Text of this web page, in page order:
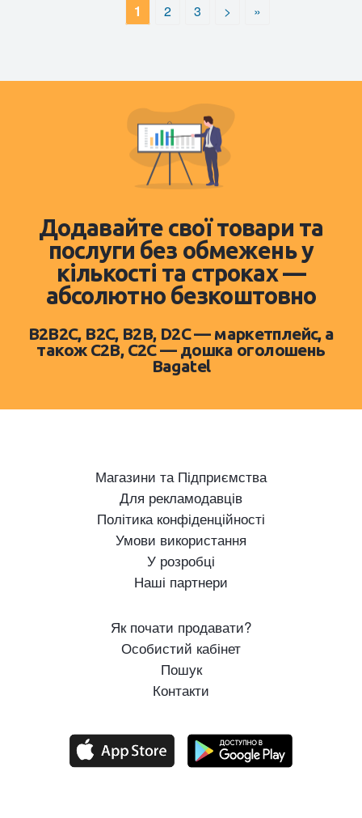
1 2 3 > »
Додавайте свої товари та
послуги без обмежень у
кількості та строках —
абсолютно безкоштовно
B2B2C, B2C, B2B, D2C — маркетплейс, а
також C2B, C2C — дошка оголошень
Bagatel
Магазини та Підприємства
Для рекламодавців
Політика конфіденційності
Умови використання
У розробці
Наші партнери
Як почати продавати?
Особистий кабінет
Пошук
Контакти